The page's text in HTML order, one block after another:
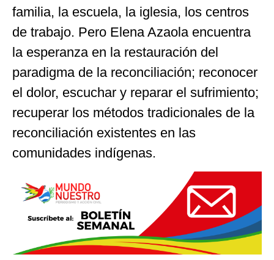
familia, la escuela, la iglesia, los centros
de trabajo. Pero Elena Azaola encuentra
la esperanza en la restauración del
paradigma de la reconciliación; reconocer
el dolor, escuchar y reparar el sufrimiento;
recuperar los métodos tradicionales de la
reconciliación existentes en las
comunidades indígenas.